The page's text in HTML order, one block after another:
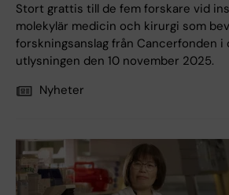
Stort grattis till de fem forskare vid
molekylär medicin och kirurgi som
forskningsanslag från Cancerfonden i
utlysningen den 10 november 2025.
Nyheter